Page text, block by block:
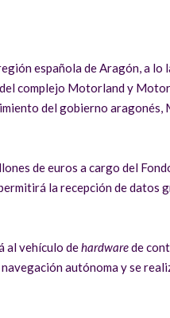
española de Aragón, a lo
complejo Motorland y
del gobierno
de euros a cargo del
la recepción de datos
al vehículo dehardwarede
autónoma y se